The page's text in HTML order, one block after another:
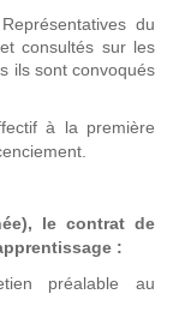
du
consultés sur les
ils sont convoqués
à la première
le contrat de
:
préalable au